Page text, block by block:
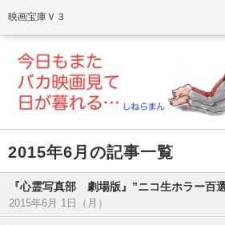
映画宝庫Ｖ３
2015年6月の記事一覧
2015年6月 1日（月）